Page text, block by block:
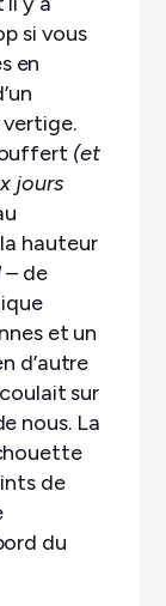
si vous
en
vertige.
(et
jours
hauteur
–de
et un
d’autre
sur
nous. La
de
du